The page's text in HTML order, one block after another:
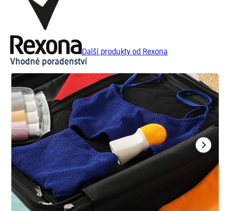
Další produkty od Rexona
Vhodné poradenství